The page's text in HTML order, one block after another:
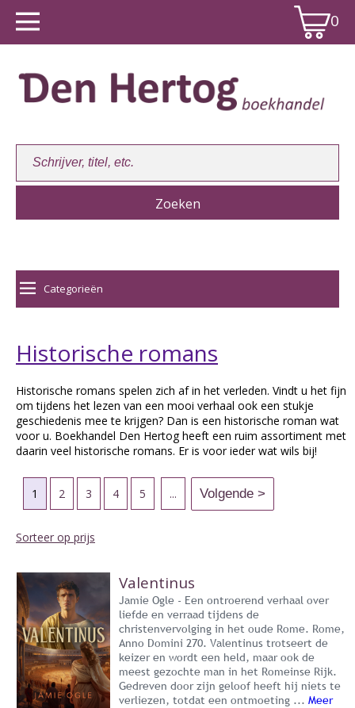
0
Winkelwagen:0
Categorieën
Historische romans
Historische romans spelen zich af in het verleden. Vindt u het fijn
om tijdens het lezen van een mooi verhaal ook een stukje
geschiedenis mee te krijgen? Dan is een historische roman wat
voor u. Boekhandel Den Hertog heeft een ruim assortiment met
daarin veel historische romans. Er is voor ieder wat wils bij!
1 2 3 4 5 ...
Sorteer op prijs
Valentinus
Jamie Ogle - Een ontroerend verhaal over
liefde en verraad tijdens de
christenvervolging in het oude Rome. Rome,
Anno Domini 270. Valentinus trotseert de
keizer en wordt een held, maar ook de
meest gezochte man in het Romeinse Rijk.
Gedreven door zijn geloof heeft hij niets te
verliezen, totdat een ontmoeting ... Meer